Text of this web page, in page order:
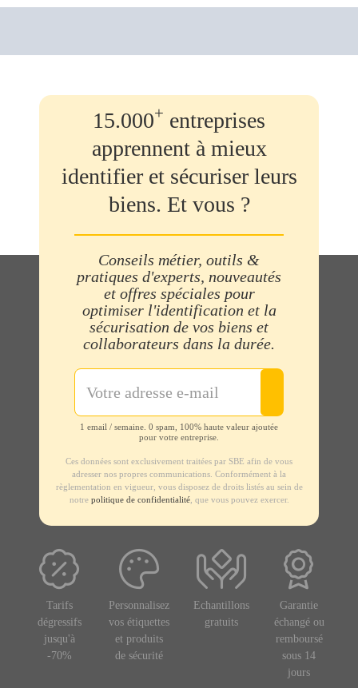
15.000+ entreprises
apprennent à mieux
identifier et sécuriser leurs
biens. Et vous ?
Conseils métier, outils &
pratiques d'experts, nouveautés
et offres spéciales pour
optimiser l'identification et la
sécurisation de vos biens et
collaborateurs dans la durée.
1 email / semaine. 0 spam, 100% haute valeur ajoutée
pour votre entreprise.
Ces données sont exclusivement traitées par SBE afin de vous
adresser nos propres communications. Conformément à la
règlementation en vigueur, vous disposez de droits listés au sein de
notre politique de confidentialité, que vous pouvez exercer.
Tarifs
dégressifs
jusqu'à
-70%
Personnalisez
vos étiquettes
et produits
de sécurité
Echantillons
gratuits
Garantie
échangé ou
remboursé
sous 14
jours